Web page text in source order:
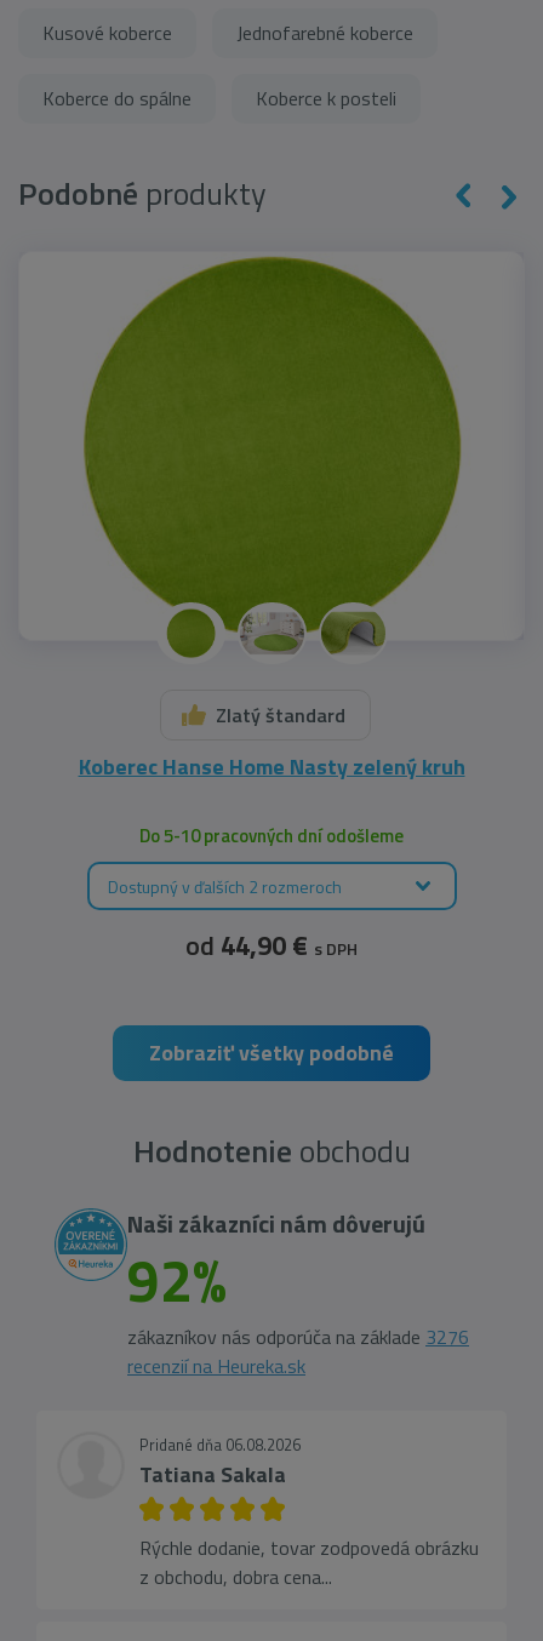
Kusové koberce Jednofarebné koberce
Koberce do spálne Koberce k posteli
Podobné produkty
Zlatý štandard
Koberec Hanse Home Nasty zelený kruh
Do 5-10 pracovných dní odošleme
Dostupný v ďalších 2 rozmeroch
od 44,90 € s DPH
Zobraziť všetky podobné
Hodnotenie obchodu
Naši zákazníci nám dôverujú
92%
zákazníkov nás odporúča na základe 3276
recenzií na Heureka.sk
Pridané dňa 06.08.2026
Tatiana Sakala
Rýchle dodanie, tovar zodpovedá obrázku
z obchodu, dobra cena...